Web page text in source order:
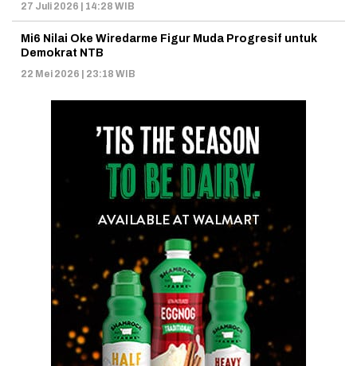
27 Juli 2026 | 14:28 WIB
Mi6 Nilai Oke Wiredarme Figur Muda Progresif untuk
Demokrat NTB
22 Mei 2026 | 23:18 WIB